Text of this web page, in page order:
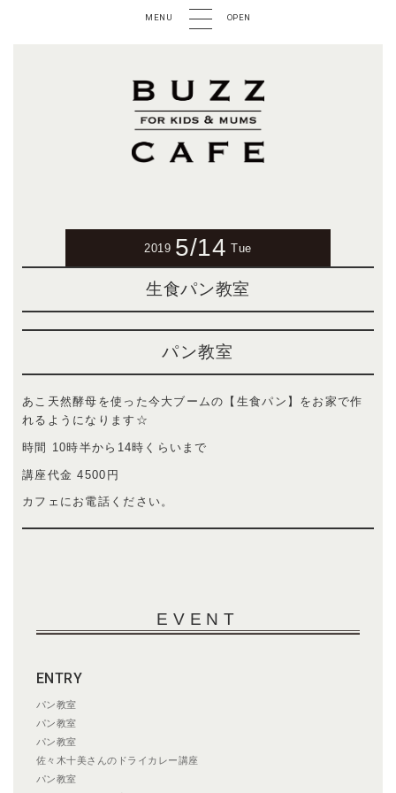
MENU OPEN
2019 5/14 Tue
生食パン教室
パン教室
あこ天然酵母を使った今大ブームの【生食パン】をお家で作
れるようになります☆
時間 10時半から14時くらいまで
講座代金 4500円
カフェにお電話ください。
EVENT
ENTRY
パン教室
パン教室
パン教室
佐々木十美さんのドライカレー講座
パン教室